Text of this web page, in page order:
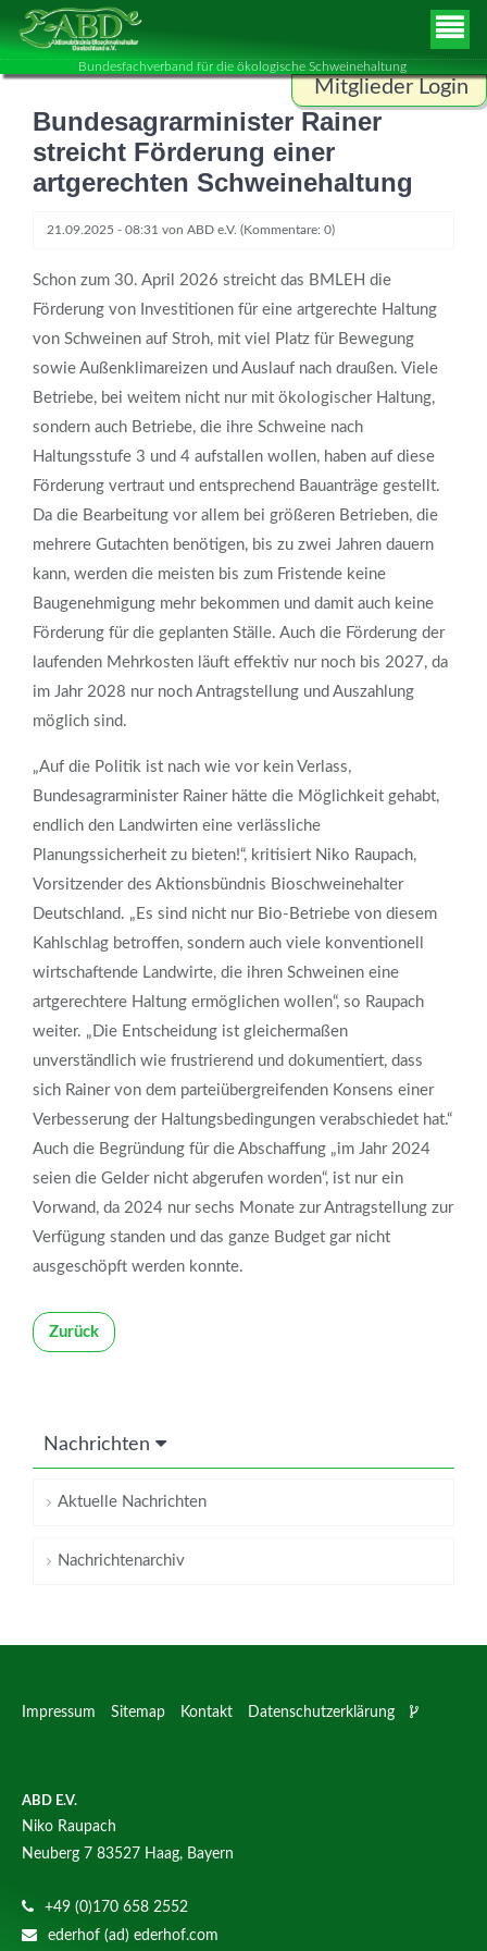
Bundesfachverband für die ökologische Schweinehaltung
Mitglieder Login
Benutzername
ANMELDEN
Bundesagrarminister Rainer
streicht Förderung einer
artgerechten Schweinehaltung
21.09.2025 - 08:31 von ABD e.V. (Kommentare: 0)
Schon zum 30. April 2026 streicht das BMLEH die
Förderung von Investitionen für eine artgerechte Haltung
von Schweinen auf Stroh, mit viel Platz für Bewegung
sowie Außenklimareizen und Auslauf nach draußen. Viele
Betriebe, bei weitem nicht nur mit ökologischer Haltung,
sondern auch Betriebe, die ihre Schweine nach
Haltungsstufe 3 und 4 aufstallen wollen, haben auf diese
Förderung vertraut und entsprechend Bauanträge gestellt.
Da die Bearbeitung vor allem bei größeren Betrieben, die
mehrere Gutachten benötigen, bis zu zwei Jahren dauern
kann, werden die meisten bis zum Fristende keine
Baugenehmigung mehr bekommen und damit auch keine
Förderung für die geplanten Ställe. Auch die Förderung der
laufenden Mehrkosten läuft effektiv nur noch bis 2027, da
im Jahr 2028 nur noch Antragstellung und Auszahlung
möglich sind.
„Auf die Politik ist nach wie vor kein Verlass,
Bundesagrarminister Rainer hätte die Möglichkeit gehabt,
endlich den Landwirten eine verlässliche
Planungssicherheit zu bieten!“, kritisiert Niko Raupach,
Vorsitzender des Aktionsbündnis Bioschweinehalter
Deutschland. „Es sind nicht nur Bio-Betriebe von diesem
Kahlschlag betroffen, sondern auch viele konventionell
wirtschaftende Landwirte, die ihren Schweinen eine
artgerechtere Haltung ermöglichen wollen“, so Raupach
weiter. „Die Entscheidung ist gleichermaßen
unverständlich wie frustrierend und dokumentiert, dass
sich Rainer von dem parteiübergreifenden Konsens einer
Verbesserung der Haltungsbedingungen verabschiedet hat.“
Auch die Begründung für die Abschaffung „im Jahr 2024
seien die Gelder nicht abgerufen worden“, ist nur ein
Vorwand, da 2024 nur sechs Monate zur Antragstellung zur
Verfügung standen und das ganze Budget gar nicht
ausgeschöpft werden konnte.
Zurück
Nachrichten
Aktuelle Nachrichten
Nachrichtenarchiv
Impressum Sitemap Kontakt Datenschutzerklärung
ABD E.V.
Niko Raupach
Neuberg 7 83527 Haag, Bayern
+49 (0)170 658 2552
ederhof (ad) ederhof.com